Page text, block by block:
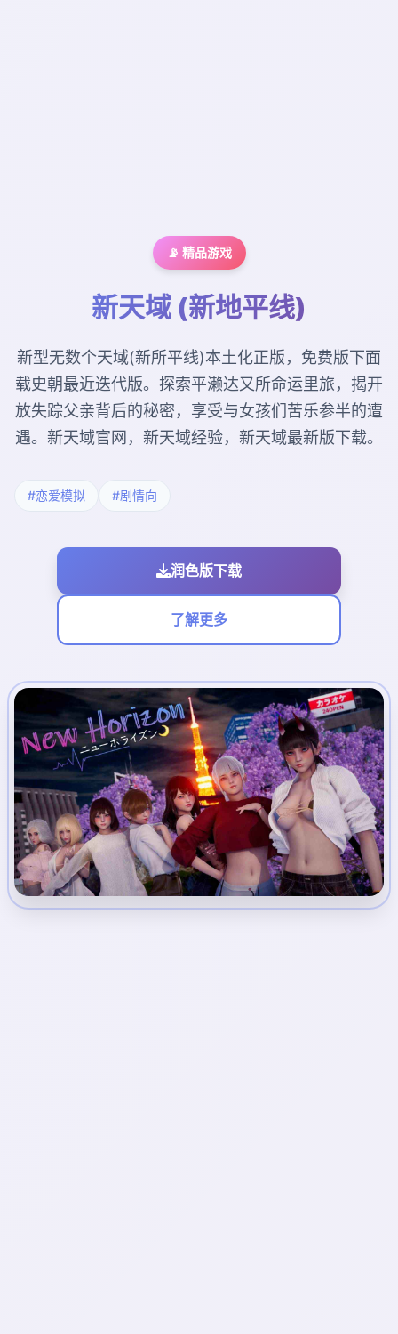
📡 精品游戏
新天域 (新地平线)
新型无数个天域(新所平线)本土化正版，免费版下面
载史朝最近迭代版。探索平濑达又所命运里旅，揭开
放失踪父亲背后的秘密，享受与女孩们苦乐参半的遭
遇。新天域官网，新天域经验，新天域最新版下载。
#恋爱模拟 #剧情向
润色版下载
了解更多